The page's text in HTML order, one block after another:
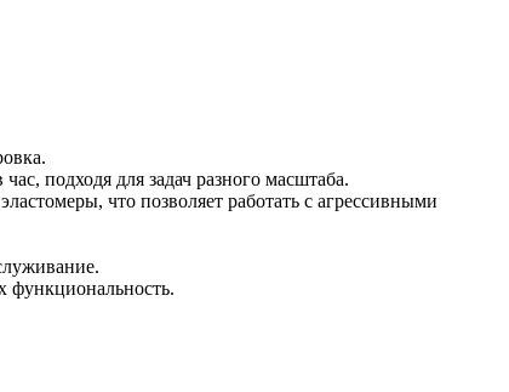
подходя для задач разного масштаба.
что позволяет работать с агрессивными
функциональность.